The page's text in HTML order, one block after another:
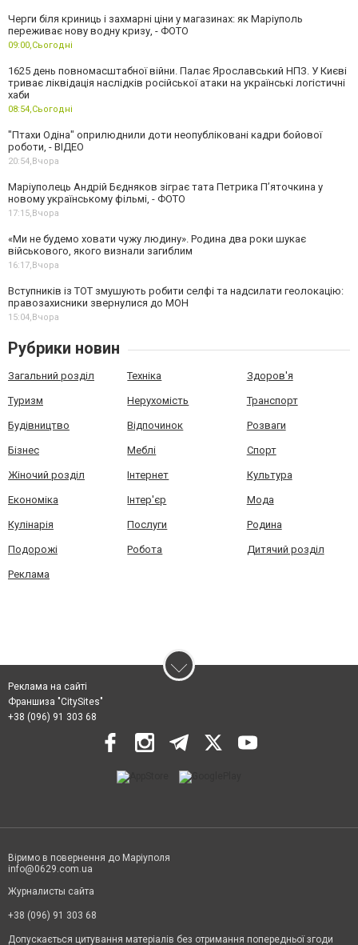
Черги біля криниць і захмарні ціни у магазинах: як Маріуполь
переживає нову водну кризу, - ФОТО
09:00,Сьогодні
1625 день повномасштабної війни. Палає Ярославський НПЗ. У Києві
триває ліквідація наслідків російської атаки на українські логістичні
хаби
08:54,Сьогодні
"Птахи Одіна" оприлюднили доти неопубліковані кадри бойової
роботи, - ВІДЕО
20:54, Вчора
Маріуполець Андрій Бєдняков зіграє тата Петрика П’яточкина у
новому українському фільмі, - ФОТО
17:15, Вчора
«Ми не будемо ховати чужу людину». Родина два роки шукає
військового, якого визнали загиблим
16:17, Вчора
Вступників із ТОТ змушують робити селфі та надсилати геолокацію:
правозахисники звернулися до МОН
15:04, Вчора
Рубрики новин
Загальний розділ Техніка Здоров'я
Туризм Нерухомість Транспорт
Будівництво Відпочинок Розваги
Бізнес Меблі Спорт
Жіночий розділ Інтернет Культура
Економіка Інтер'єр Мода
Кулінарія Послуги Родина
Подорожі Робота Дитячий розділ
Реклама
Реклама на сайті
Франшиза "CitySites"
+38 (096) 91 303 68
Віримо в повернення до Маріуполя
info@0629.com.ua
Журналисты сайта
+38 (096) 91 303 68
Допускається цитування матеріалів без отримання попередньої згоди